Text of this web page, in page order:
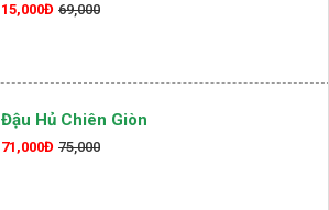
15,000Đ 69,000
Đậu Hủ Chiên Giòn
71,000Đ 75,000